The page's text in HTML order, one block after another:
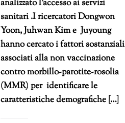
analizzato l’accesso ai servizi
sanitari .I ricercatori Dongwon
Yoon, Juhwan Kim e Juyoung
hanno cercato i fattori sostanziali
associati alla non vaccinazione
contro morbillo-parotite-rosolia
(MMR) per identificare le
caratteristiche demografiche […]